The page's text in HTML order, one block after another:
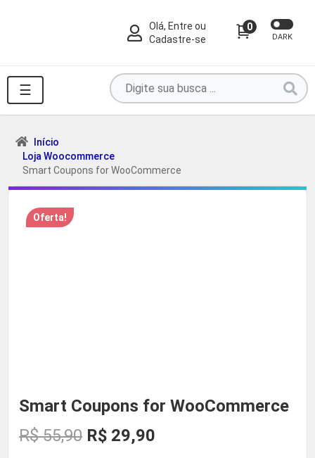
Olá, Entre ou
Cadastre-se
0
DARK
☰
Pesquise
por
produtos
...
Início
Loja Woocommerce
Smart Coupons for WooCommerce
Oferta!
Smart Coupons for WooCommerce
R$55,90 O
R$ 29,90